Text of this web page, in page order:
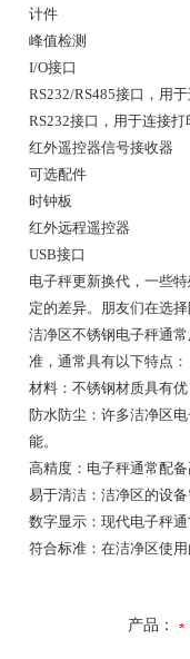
计件
峰值检测
I/O接口
RS232/RS485接口，用
RS232接口，用于连接打
红外遥控器信号接收器
可选配件
时钟板
红外远程遥控器
USB接口
电子秤更新换代，一些
定的差异。朋友们在选
洁净区不锈钢电子秤通
准，通常具有以下特点：
材料：不锈钢材质具有
防水防尘：许多洁净区
能。
高精度：电子秤通常配
易于清洁：洁净区的设
数字显示：现代电子秤
符合标准：在洁净区使
产品：